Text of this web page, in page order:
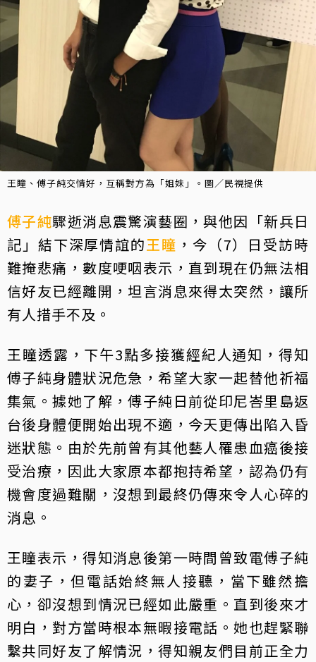
王瞳、傅子純交情好，互稱對方為「姐妹」。圖／民視提供
傅子純驟逝消息震驚演藝圈，與他因「新兵日
記」結下深厚情誼的王瞳 ，今（7）日受訪時
難掩悲痛，數度哽咽表示，直到現在仍無法相
信好友已經離開，坦言消息來得太突然，讓所
有人措手不及。
王瞳透露，下午3點多接獲經紀人通知，得知
傅子純身體狀況危急，希望大家一起替他祈福
集氣。據她了解，傅子純日前從印尼峇里島返
台後身體便開始出現不適，今天更傳出陷入昏
迷狀態。由於先前曾有其他藝人罹患血癌後接
受治療，因此大家原本都抱持希望，認為仍有
機會度過難關，沒想到最終仍傳來令人心碎的
消息。
王瞳表示，得知消息後第一時間曾致電傅子純
的妻子，但電話始終無人接聽，當下雖然擔
心，卻沒想到情況已經如此嚴重。直到後來才
明白，對方當時根本無暇接電話。她也趕緊聯
繫共同好友了解情況，得知親友們目前正全力